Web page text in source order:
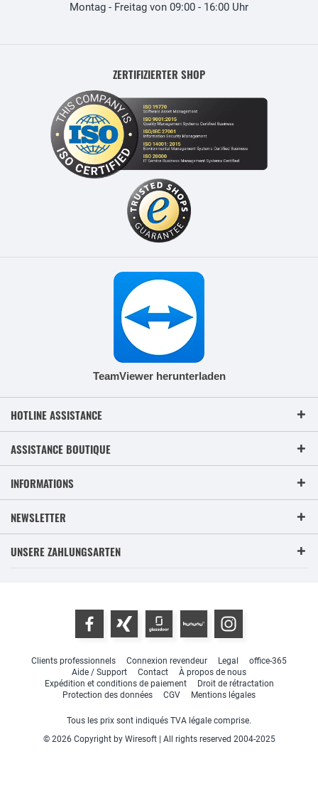
Montag - Freitag von 09:00 - 16:00 Uhr
ZERTIFIZIERTER SHOP
TeamViewer herunterladen
HOTLINE ASSISTANCE
ASSISTANCE BOUTIQUE
INFORMATIONS
NEWSLETTER
UNSERE ZAHLUNGSARTEN
Clients professionnels Connexion revendeur Legal
office-365
Aide / Support
Contact
À propos de nous
Expédition et conditions de paiement
Droit de rétractation
Protection des données
CGV Mentions légales
Tous les prix sont indiqués TVA légale comprise.
© 2026 Copyright by Wiresoft | All rights reserved 2004-2025